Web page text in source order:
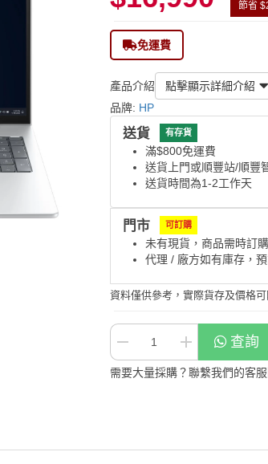
節省
免運費
產品介紹
點擊顯示詳細介紹
品牌: HP
送貨 有存貨
滿$800免運費
送貨上門或順豐站/順豐
送貨時間為1-2工作天
門市 可訂購
未有現貨，商品需時訂
代理 / 廠方如有庫存，
資料僅供參考，實際貨存及價格
查詢
需要大量採購？聯繫我們的客